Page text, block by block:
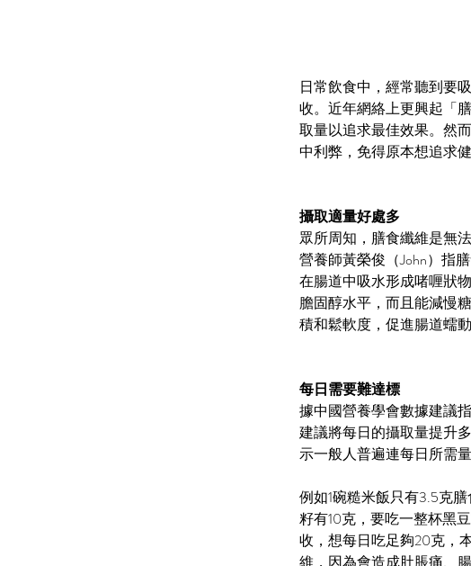
日常飲食中，經常聽到要
收。近年網絡上更興起「
取量以追求最佳效果。然
中利弊，免得原本想追求
攝取適量好處多
眾所周知，膳食纖維是無
營養師黃榮俊（John）指
在腸道中吸水形成啫喱狀
膽固醇水平，而且能減慢
積和鬆軟度，促進腸道蠕動
每日需要難達標
據中國營養學會數據建議
建議將每日的攝取量提升
示一般人普遍連每日所需
例如1碗糙米飯只有3.5克
籽有10克，要吃一整杯黑
收，想每日吃足夠20克，